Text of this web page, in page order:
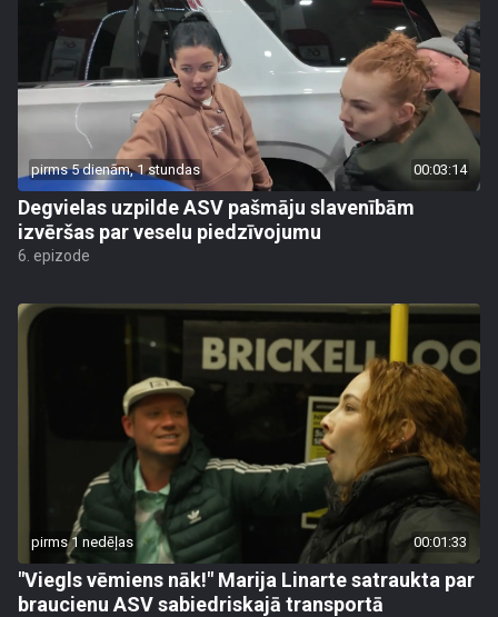
pirms 5 dienām, 1 stundas 00:03:14
Degvielas uzpilde ASV pašmāju slavenībām
izvēršas par veselu piedzīvojumu
6. epizode
pirms 1 nedēļas 00:01:33
"Viegls vēmiens nāk!" Marija Linarte satraukta par
braucienu ASV sabiedriskajā transportā